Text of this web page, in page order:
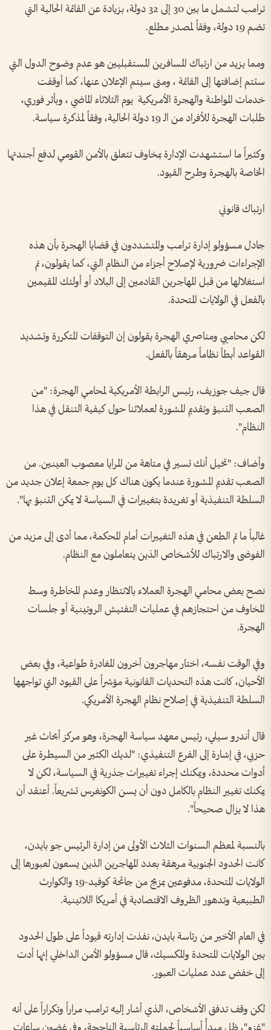
ترامب لتشمل ما بين 30 إلى 32 دولة، بزيادة عن القائمة الحالية التي
تضم 19 دولة، وفقاً لمصدر مطلع.
ومما يزيد من ارتباك المسافرين المستقبليين هو عدم وضوح الدول التي
ستتم إضافتها إلى القائمة ، ومتى سيتم الإعلان عنها، كما أوقفت
خدمات المواطنة والهجرة الأمريكية يوم الثلاثاء الماضي ، وبأثر فوري،
طلبات الهجرة للأفراد من الـ 19 دولة الحالية، وفقاً لمذكرة سياسة.
وكثيراً ما استشهدت الإدارة بمخاوف تتعلق بالأمن القومي لدفع أجندتها
الخاصة بالهجرة وطرح القيود.
ارتباك قانوني
جادل مسؤولو إدارة ترامب والمتشددون في قضايا الهجرة بأن هذه
الإجراءات ضرورية لإصلاح أجزاء من النظام التي، كما يقولون، تم
استغلالها من قبل المهاجرين القادمين إلى البلاد أو أولئك المقيمين
بالفعل في الولايات المتحدة.
لكن محاميي ومناصري الهجرة يقولون إن التوقفات المتكررة وتشديد
القواعد أبطأ نظاماً مرهقاً بالفعل.
قال جيف جوزيف، رئيس الرابطة الأمريكية لمحامي الهجرة: "من
الصعب التنبؤ وتقديم المشورة لعملائنا حول كيفية التنقل في هذا
النظام".
وأضاف: "تخيل أنك تسير في متاهة من المرايا معصوب العينين. من
الصعب تقديم المشورة عندما يكون هناك كل يوم جمعة إعلان جديد من
السلطة التنفيذية أو تغريدة بتغييرات في السياسة لا يمكن التنبؤ بها".
غالباً ما تم الطعن في هذه التغييرات أمام المحكمة، مما أدى إلى مزيد من
الفوضى والارتباك للأشخاص الذين يتعاملون مع النظام.
نصح بعض محامي الهجرة العملاء بالانتظار وعدم المخاطرة وسط
المخاوف من احتجازهم في عمليات التفتيش الروتينية أو جلسات
الهجرة.
وفي الوقت نفسه، اختار مهاجرون آخرون المغادرة طواعية، وفي بعض
الأحيان، كانت هذه التحديات القانونية مؤشراً على القيود التي تواجهها
السلطة التنفيذية في إصلاح نظام الهجرة الأمريكي.
قال أندرو سيلي، رئيس معهد سياسة الهجرة، وهو مركز أبحاث غير
حزبي، في إشارة إلى الفرع التنفيذي: "لديك الكثير من السيطرة على
أدوات محددة، ويمكنك إجراء تغييرات جذرية في السياسة، لكن لا
يمكنك تغيير النظام بالكامل دون أن يسن الكونغرس تشريعاً. أعتقد أن
هذا لا يزال صحيحاً".
بالنسبة لمعظم السنوات الثلاث الأولى من إدارة الرئيس جو بايدن،
كانت الحدود الجنوبية مرهقة بعدد المهاجرين الذين يسعون لعبورها إلى
الولايات المتحدة، مدفوعين بمزيج من جائحة كوفيد-19 والكوارث
الطبيعية وتدهور الظروف الاقتصادية في أمريكا اللاتينية.
في العام الأخير من رئاسة بايدن، نفذت إدارته قيوداً على طول الحدود
بين الولايات المتحدة والمكسيك، قال مسؤولو الأمن الداخلي إنها أدت
إلى خفض عدد عمليات العبور.
لكن وقف تدفق الأشخاص، الذي أشار إليه ترامب مراراً وتكراراً على أنه